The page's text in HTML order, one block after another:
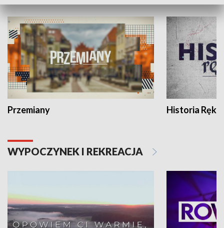
Przemiany Historia Ręką
WYPOCZYNEK I REKREACJA